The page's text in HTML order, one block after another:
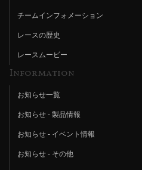
チームインフォメーション
レースの歴史
レースムービー
Information
お知らせ一覧
お知らせ - 製品情報
お知らせ - イベント情報
お知らせ - その他